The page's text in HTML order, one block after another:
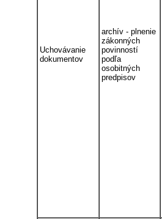
Uchovávanie
dokumentov
archív - plnenie
zákonných
povinností
podľa
osobitných
predpisov